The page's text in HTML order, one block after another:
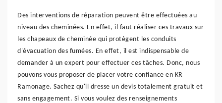
Des interventions de réparation peuvent être effectuées au
niveau des cheminées. En effet, il faut réaliser ces travaux sur
les chapeaux de cheminée qui protègent les conduits
d'évacuation des fumées. En effet, il est indispensable de
demander à un expert pour effectuer ces tâches. Donc, nous
pouvons vous proposer de placer votre confiance en KR
Ramonage. Sachez qu'il dresse un devis totalement gratuit et
sans engagement. Si vous voulez des renseignements